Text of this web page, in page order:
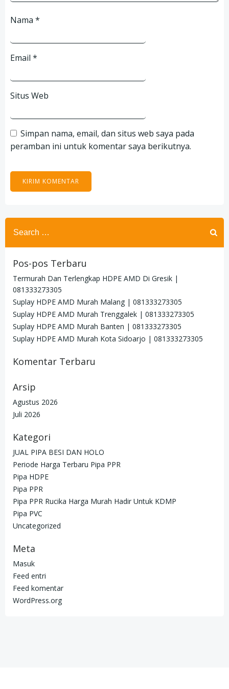
Nama *
Email *
Situs Web
Simpan nama, email, dan situs web saya pada
peramban ini untuk komentar saya berikutnya.
Search
for:
Pos-pos Terbaru
Termurah Dan Terlengkap HDPE AMD Di Gresik |
081333273305
Suplay HDPE AMD Murah Malang | 081333273305
Suplay HDPE AMD Murah Trenggalek | 081333273305
Suplay HDPE AMD Murah Banten | 081333273305
Suplay HDPE AMD Murah Kota Sidoarjo | 081333273305
Komentar Terbaru
Arsip
Agustus 2026
Juli 2026
Kategori
JUAL PIPA BESI DAN HOLO
Periode Harga Terbaru Pipa PPR
Pipa HDPE
Pipa PPR
Pipa PPR Rucika Harga Murah Hadir Untuk KDMP
Pipa PVC
Uncategorized
Meta
Masuk
Feed entri
Feed komentar
WordPress.org